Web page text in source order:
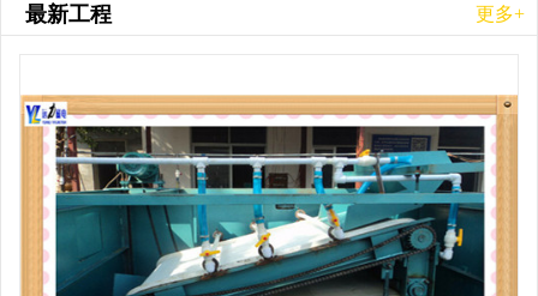
最新工程 更多+